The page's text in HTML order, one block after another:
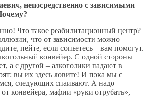
непосредственно с зависимыми
Что такое реабилитационный центр?
что от зависимости можно
пейте, если сопьетесь – вам помогут.
конвейер. С одной стороны
а с другой – алкоголики падают в
вы их здесь ловите! И пока мы с
следующих спаивают. А надо
конвейера, мафии «руки отрубать»,